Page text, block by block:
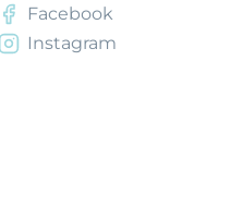
Facebook
Instagram